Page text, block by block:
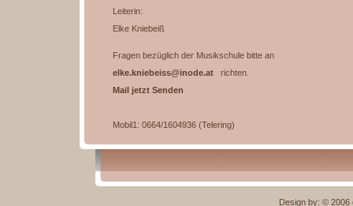
Leiterin:
Elke Kniebeiß
Fragen bezüglich der Musikschule bitte an
elke.kniebeiss@inode.at
richten.
Mail jetzt Senden
Mobil1: 0664/1604936 (Telering)
Design by: © 2006